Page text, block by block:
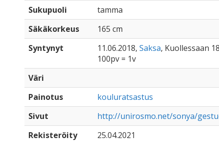
Sukupuoli
tamma
Säkäkorkeus
165 cm
Syntynyt
11.06.2018, Saksa, Kuollessaan
100pv = 1v
Väri
Painotus
kouluratsastus
Sivut
http://unirosmo.net/sonya/
Rekisteröity
25.04.2021